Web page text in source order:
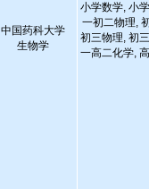
中国药科大学
生物学
小学数学, 小
一初二物理,
初三物理, 初
一高二化学,